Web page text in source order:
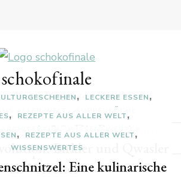
schokofinale
schlemmen & genießenLECKERE ESSEN
2.0: Die Renaissance
Küche
REZEPTE AUS ALLER WELT
Birkler und Qwasler
als Vorreiter
REZEPTE AUS ALLER WELT
WISSENSWERTES
Eine kulinarische